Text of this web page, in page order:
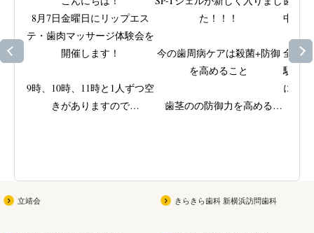
8月7日金曜日にリップエス
テ・歯肉マッサージ体験会を
開催します！
9時、10時、11時と1人ずつ空
きがありますので
た！！！
今の歯周病ケアは殺菌+防御
を高めること
歯茎のの防御力を高める
中の
全身
駅近
に取
を支
立靖会 きらきら歯科 新横浜訪問歯科